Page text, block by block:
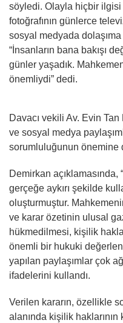
söyledi. Olayla hiçbir ilgisi
fotoğrafının günlerce
sosyal medyada
“İnsanların bana bakışı
günler yaşadık.
önemliydi” dedi.
Davacı vekili Av. Evin
ve sosyal medya
sorumluluğunun önemine
Demirkan açıklamasında,
gerçeğe aykırı şekilde
oluşturmuştur.
ve karar özetinin ulusal
hükmedilmesi, kişilik
önemli bir hukuki
yapılan paylaşımlar çok
ifadelerini kullandı.
Verilen kararın, özellikle
alanında kişilik